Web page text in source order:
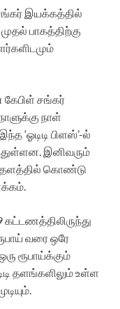
இயக்கத்தில்
பாகத்திற்கு
கேபிள் சங்கர்
நாள்
‘ஓடிடி பிளஸ்’-ல்
இனிவரும்
தளத்தில் கொண்டு
கட்டணத்திலிருந்து
வரை ஒரே
ரூபாய்க்கும்
தளங்களிலும் உள்ள